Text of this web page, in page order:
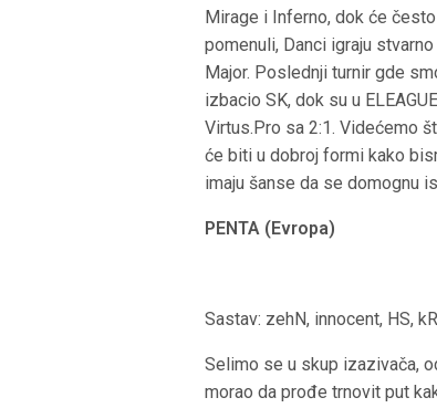
Mirage i Inferno, dok će
pomenuli, Danci igraju
Major. Poslednji turnir gde
izbacio SK, dok su u
Virtus.Pro sa 2:1. Videćemo
će biti u dobroj formi kako
imaju šanse da se domognu
PENTA (Evropa)
Sastav: zehN, innocent, HS,
Selimo se u skup izazivača,
morao da prođe trnovit put